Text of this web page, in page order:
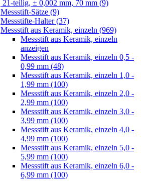
21-teilig, ± 0,002 mm, 70 mm (9)
Messstift-Sätze (9)
Messstifte-Halter (37)
Messstift aus Keramik, einzeln (969)
Messstift aus Keramik, einzeln
anzeigen
Messstift aus Keramik, einzeln 0,5 -
0,99 mm (48)
Messstift aus Keramik, einzeln 1,0 -
1,99 mm (100)
Messstift aus Keramik, einzeln 2,0 -
2,99 mm (100)
Messstift aus Keramik, einzeln 3,0 -
3,99 mm (100)
Messstift aus Keramik, einzeln 4,0 -
4,99 mm (100)
Messstift aus Keramik, einzeln 5,0 -
5,99 mm (100)
Messstift aus Keramik, einzeln 6,0 -
6,99 mm (100)